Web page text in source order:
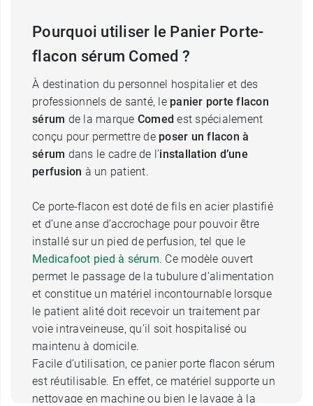
Pourquoi utiliser le Panier Porte-
flacon sérum Comed ?
À destination du personnel hospitalier et des
professionnels de santé, lepanier porte flacon
sérum de la marque Comed est spécialement
conçu pour permettre deposer un flacon à
sérum dans le cadre de l’installation d’une
perfusion à un patient.
Ce porte-flacon est doté de fils en acier plastifié
et d’une anse d’accrochage pour pouvoir être
installé sur un pied de perfusion, tel que le
Medicafoot pied à sérum. Ce modèle ouvert
permet le passage de la tubulure d’alimentation
et constitue un matériel incontournable lorsque
le patient alité doit recevoir un traitement par
voie intraveineuse, qu’il soit hospitalisé ou
maintenu à domicile.
Facile d’utilisation, ce panier porte flacon sérum
est réutilisable. En effet, ce matériel supporte un
nettoyage en machine ou bien le lavage à la